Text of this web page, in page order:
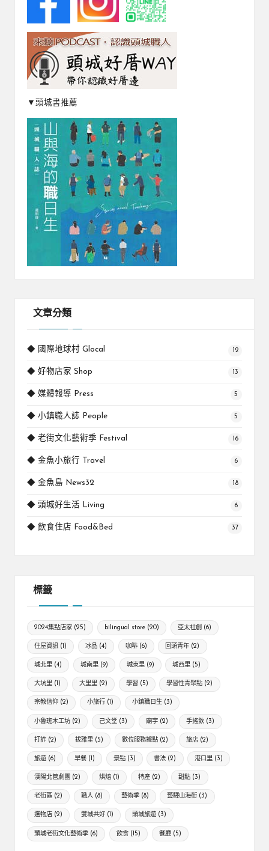
▼頭城書推薦
文章分類
◆ 國際地球村 Glocal 12
◆ 好物店家 Shop 13
◆ 媒體報導 Press 5
◆ 小鎮職人誌 People 5
◆ 老街文化藝術季 Festival 16
◆ 金魚小旅行 Travel 6
◆ 金魚島 News32 18
◆ 頭城好生活 Living 6
◆ 飲食住店 Food&Bed 37
標籤
2024集點店家 (25) bilingual store(20) 亞太社創 (6)
住屋資訊 (1) 冰品(4) 咖啡(6) 回頭青年 (2)
城北里 (4) 城南里(9) 城東里(9) 城西里 (5)
大坑里 (1) 大里里(2) 學習(5) 學習性青聚點 (2)
宗教信仰 (2) 小旅行(1) 小鎮職日生(3)
小魯班木工坊 (2) 己文堂(3) 廟宇(2) 手搖飲 (3)
打詐 (2) 拔雅里(5) 數位服務據點(2) 旅店 (2)
旅遊 (6) 早餐(1) 景點(3) 書法 (2) 港口里 (3)
漢陽北管劇團 (2) 烘焙(1) 特產(2) 甜點 (3)
老街區 (2) 職人(8) 藝術季(8) 藝驛山海街 (3)
選物店 (2) 雙城共好(1) 頭城旅遊(3)
頭城老街文化藝術季 (6) 飲食(15) 餐廳(5)